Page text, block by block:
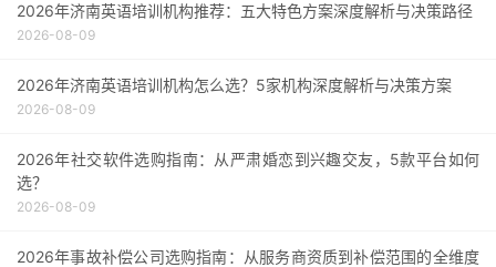
2026年济南英语培训机构推荐：五大特色方案深度解析与决策路径
2026-08-09
2026年济南英语培训机构怎么选？5家机构深度解析与决策方案
2026-08-09
2026年社交软件选购指南：从严肃婚恋到兴趣交友，5款平台如何
选？
2026-08-09
2026年事故补偿公司选购指南：从服务商资质到补偿范围的全维度